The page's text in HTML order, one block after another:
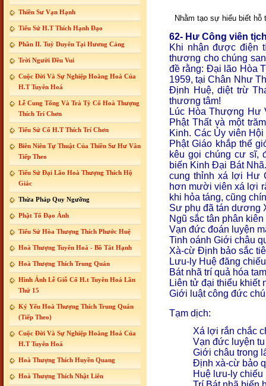
Thiền Sư Vạn Hạnh
Tiểu Sử H.T Thích Hạnh Đạo
Phần II. Tuỳ Duyên Tại Hương Cảng
Trời Người Đều Vui
Cuộc Đời Và Sự Nghiệp Hoằng Hoá Của
H.T Tuyên Hoá
Lễ Cung Tống Và Trà Tỳ Cố Hoà Thượng
Thích Trí Chơn
Tiểu Sử Cố H.T Thích Trí Chơn
Biên Niên Tự Thuật Của Thiền Sư Hư Vân
Tiếp Theo
Tiểu Sử Đại Lão Hoà Thượng Thích Hộ
Giác
Thừa Pháp Quy Ngưỡng
Phật Tổ Đạo Ảnh
Tiểu Sử Hòa Thượng Thích Phước Huệ
Hoà Thượng Tuyên Hoá - Bồ Tát Hạnh
Hoà Thượng Thích Trung Quán
Hình Ảnh Lễ Giỗ Cố H.t Tuyên Hoá Lần
Thứ 15
Ký Yếu Hoà Thượng Thích Trung Quán
(Tiếp Theo)
Cuộc Đời Và Sự Nghiệp Hoằng Hoá Của
H.T Tuyên Hoá
Hoà Thượng Thích Huyền Quang
Hoà Thượng Thích Nhật Liên
Nhằm tạo sự hiểu biết
62- Hư Công viên
Khi nhận được điện
thương cho chúng
đề rằng: Đại lão Hòa
1959, tại Chân Như
Định Huệ, diệt trừ
thương tâm!
Lúc Hòa Thượng Hư
Phật Thất và một
Kinh. Các Ủy viên
Phật Giáo khắp thế
kêu gọi chúng cư sĩ,
biến Kinh Đại Bát
cung thỉnh xá lợi Hư
hơn mười viên xá lợi
khi hỏa táng, cũng
Sư phụ đã tán dương
Ngũ sắc tân phân
Vạn đức đoán luyện
Tinh oánh Giới châu
Xà-cừ Định bảo sắc
Lưu-ly Huệ đăng
Bát nhã trí quả hóa
Liên tử đại thiểu khiết
Giới luật công đức
Tạm dịch:
Xá lợi rắn chắc
Vạn đức luyện
Giới châu trong
Định xà-cừ bảo
Huệ lưu-ly